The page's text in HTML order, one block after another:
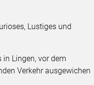
Lustiges und
Lingen, vor dem
Verkehr ausgewichen